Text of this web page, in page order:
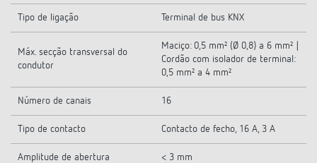
Tipo de ligação Terminal de bus KNX
Máx. secção transversal do
condutor
Maciço: 0,5 mm² (Ø 0,8) a 6 mm² |
Cordão com isolador de terminal:
0,5 mm² a 4 mm²
Número de canais 16
Tipo de contacto Contacto de fecho, 16 A, 3 A
Amplitude de abertura < 3 mm